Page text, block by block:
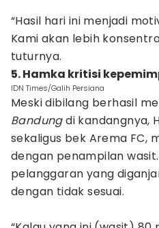
“Hasil hari ini menjadi
Kami akan lebih
tuturnya.
5. Hamka kritisi
IDN Times/Galih Persiana
Meski dibilang berhasil
Bandungdi kandangnya,
sekaligus bek Arema FC,
dengan penampilan
pelanggaran yang
dengan tidak sesuai.